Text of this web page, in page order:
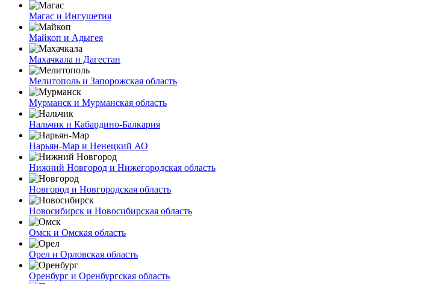
Магас и Ингушетия
Майкоп и Адыгея
Махачкала и Дагестан
Мелитополь и Запорожская область
Мурманск и Мурманская область
Нальчик и Кабардино-Балкария
Нарьян-Мар и Ненецкий АО
Нижний Новгород и Нижегородская область
Новгород и Новгородская область
Новосибирск и Новосибирская область
Омск и Омская область
Орел и Орловская область
Оренбург и Оренбургская область